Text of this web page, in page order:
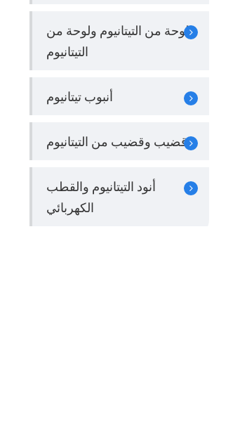
لوحة من التيتانيوم ولوحة من
التيتانيوم
أنبوب تيتانيوم
قضيب وقضيب من التيتانيوم
أنود التيتانيوم والقطب
الكهربائي